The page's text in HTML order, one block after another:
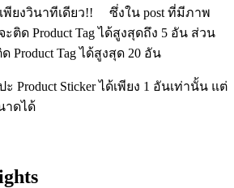
ยงวินาทีเดียว!! ซึ่งใน post ที่มีภาพ
ติด Product Tag ได้สูงสุดถึง 5 อัน ส่วน
Product Tag ได้สูงสุด 20 อัน
Product Sticker ได้เพียง 1 อันเท่านั้น แต่
าดได้